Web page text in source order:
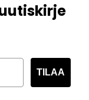
TILAA